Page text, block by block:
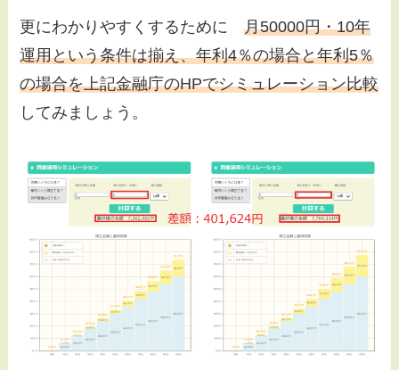
更にわかりやすくするために月50000円・10年
運用という条件は揃え、年利4％の場合と年利5％
の場合を上記金融庁のHPでシミュレーション比較
してみましょう。